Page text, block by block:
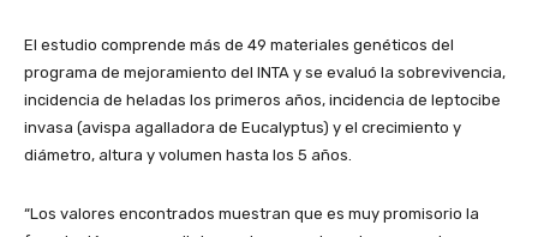
El estudio comprende más de 49 materiales genéticos del
programa de mejoramiento del INTA y se evaluó la sobrevivencia,
incidencia de heladas los primeros años, incidencia de leptocibe
invasa (avispa agalladora de Eucalyptus) y el crecimiento y
diámetro, altura y volumen hasta los 5 años.
“Los valores encontrados muestran que es muy promisorio la